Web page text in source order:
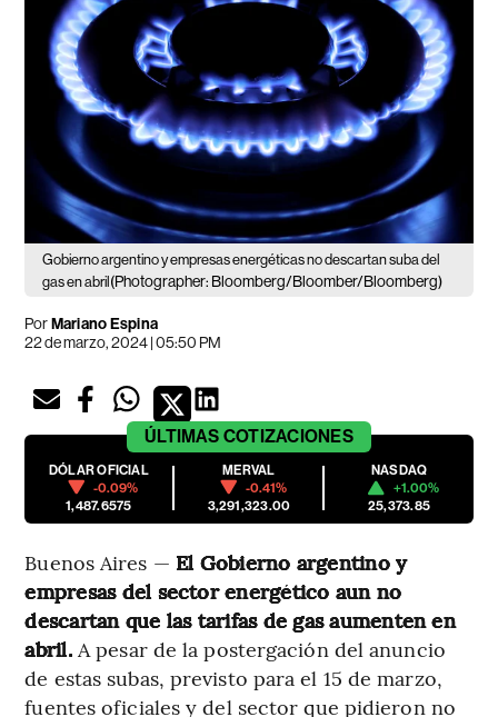
Gobierno argentino y empresas energéticas no descartan suba del
gas en abril(Photographer: Bloomberg/Bloomber/Bloomberg)
PorMariano Espina
22 de marzo, 2024 | 05:50 PM
ÚLTIMAS COTIZACIONES
DÓLAR OFICIAL
-0.09%
1,487.6575
MERVAL
-0.41%
3,291,323.00
NASDAQ
+1.00%
25,373.85
Buenos Aires — El Gobierno argentino y
empresas del sector energético aun no
descartan que las tarifas de gas aumenten en
abril. A pesar de la postergación del anuncio
de estas subas, previsto para el 15 de marzo,
fuentes oficiales y del sector que pidieron no